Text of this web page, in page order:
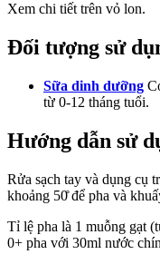
Xem chi tiết trên vỏ lon.
Đối tượng sử
Sữa dinh dưỡng
từ 0-12 tháng tuổi.
Hướng dẫn sử
Rửa sạch tay và dụng cụ
khoảng 50̊ để pha và
Tỉ lệ pha là 1 muỗng gạt
0+ pha với 30ml nước